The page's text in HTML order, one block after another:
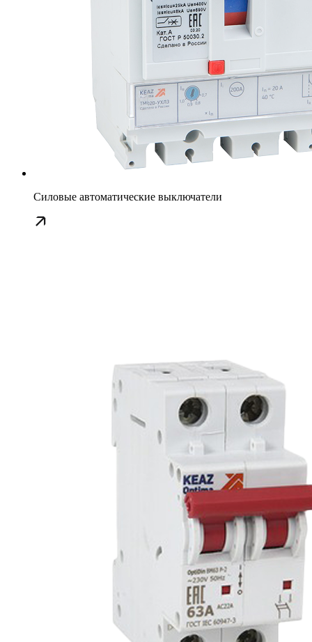
Силовые автоматические выключатели